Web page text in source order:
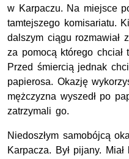
w Karpaczu. Na miejsce
tamtejszego komisariatu.
dalszym ciągu rozmawiał
za pomocą którego
Przed śmiercią jednak
papierosa. Okazję
mężczyzna wyszedł po
zatrzymali go.
Niedoszłym samobójcą
Karpacza. Był pijany.